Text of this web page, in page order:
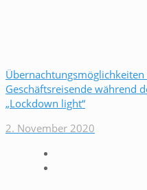
Geschäftsreisende während
„Lockdown light“
2. November 2020